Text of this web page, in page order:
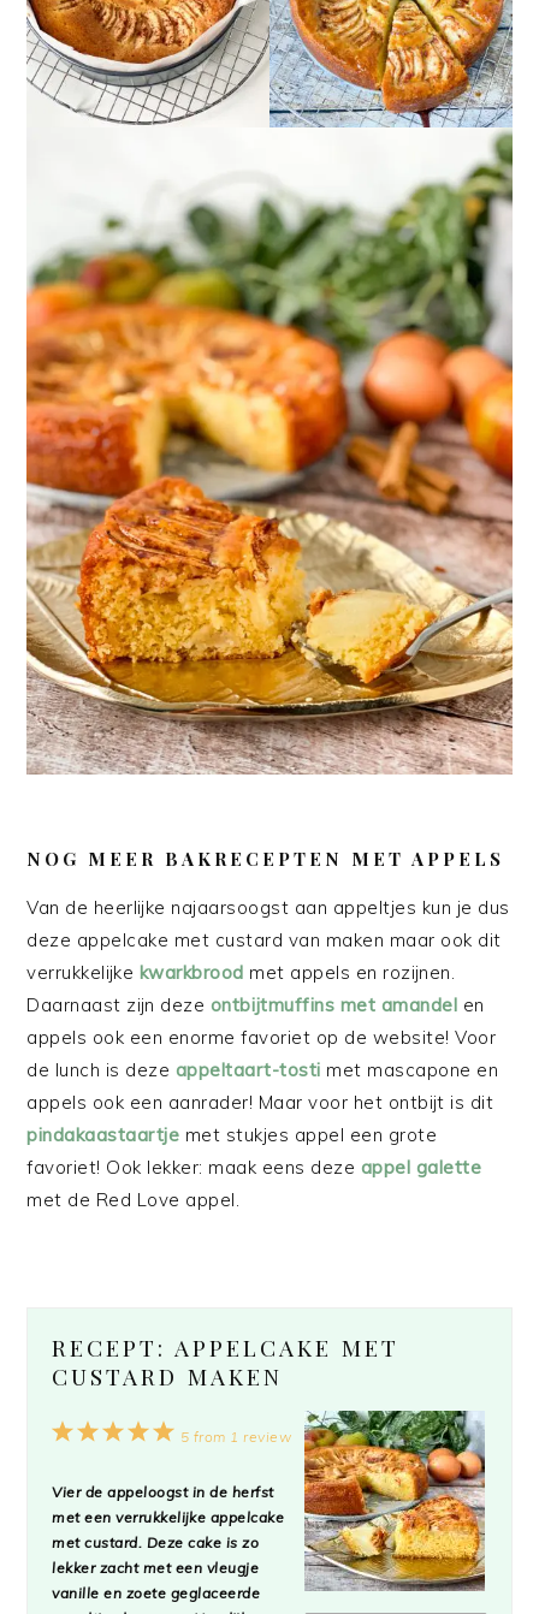
NOG MEER BAKRECEPTEN MET APPELS
Van de heerlijke najaarsoogst aan appeltjes kun je dus
deze appelcake met custard van maken maar ook dit
verrukkelijke kwarkbrood met appels en rozijnen.
Daarnaast zijn deze ontbijtmuffins met amandel en
appels ook een enorme favoriet op de website! Voor
de lunch is deze appeltaart-tosti met mascapone en
appels ook een aanrader! Maar voor het ontbijt is dit
pindakaastaartje met stukjes appel een grote
favoriet! Ook lekker: maak eens deze appel galette
met de Red Love appel.
RECEPT: APPELCAKE MET
CUSTARD MAKEN
5
4
3
2
1
5 from 1 review
Vier de appeloogst in de herfst
met een verrukkelijke appelcake
met custard. Deze cake is zo
lekker zacht met een vleugje
vanille en zoete geglaceerde